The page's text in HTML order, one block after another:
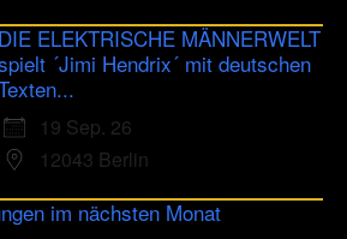
DIE ELEKTRISCHE MÄNNERWELT
´Jimi Hendrix´ mit deutschen
19 Sep. 26
12043 Berlin
im nächsten Monat